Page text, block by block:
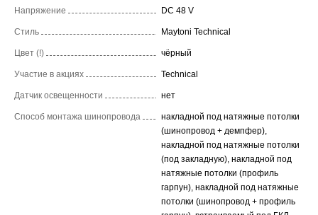
Напряжение DC 48 V
Стиль Maytoni Technical
Цвет (!) чёрный
Участие в акциях Technical
Датчик освещенности нет
Способ монтажа шинопровода
накладной под натяжные потолки
(шинопровод + демпфер),
накладной под натяжные потолки
(под закладную), накладной под
натяжные потолки (профиль
гарпун), накладной под натяжные
потолки (шинопровод + профиль